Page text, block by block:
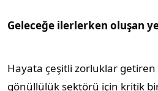
Geleceğe ilerlerken oluşan
Hayata çeşitli zorluklar getiren
gönüllülük sektörü için kritik